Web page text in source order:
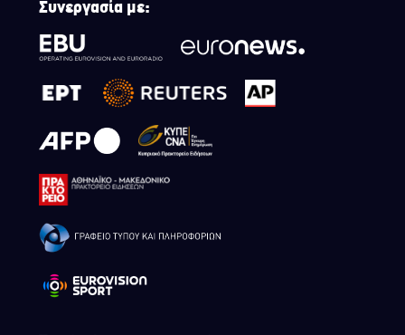
Συνεργασία με: